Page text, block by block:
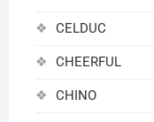
CELDUC
CHEERFUL
CHINO